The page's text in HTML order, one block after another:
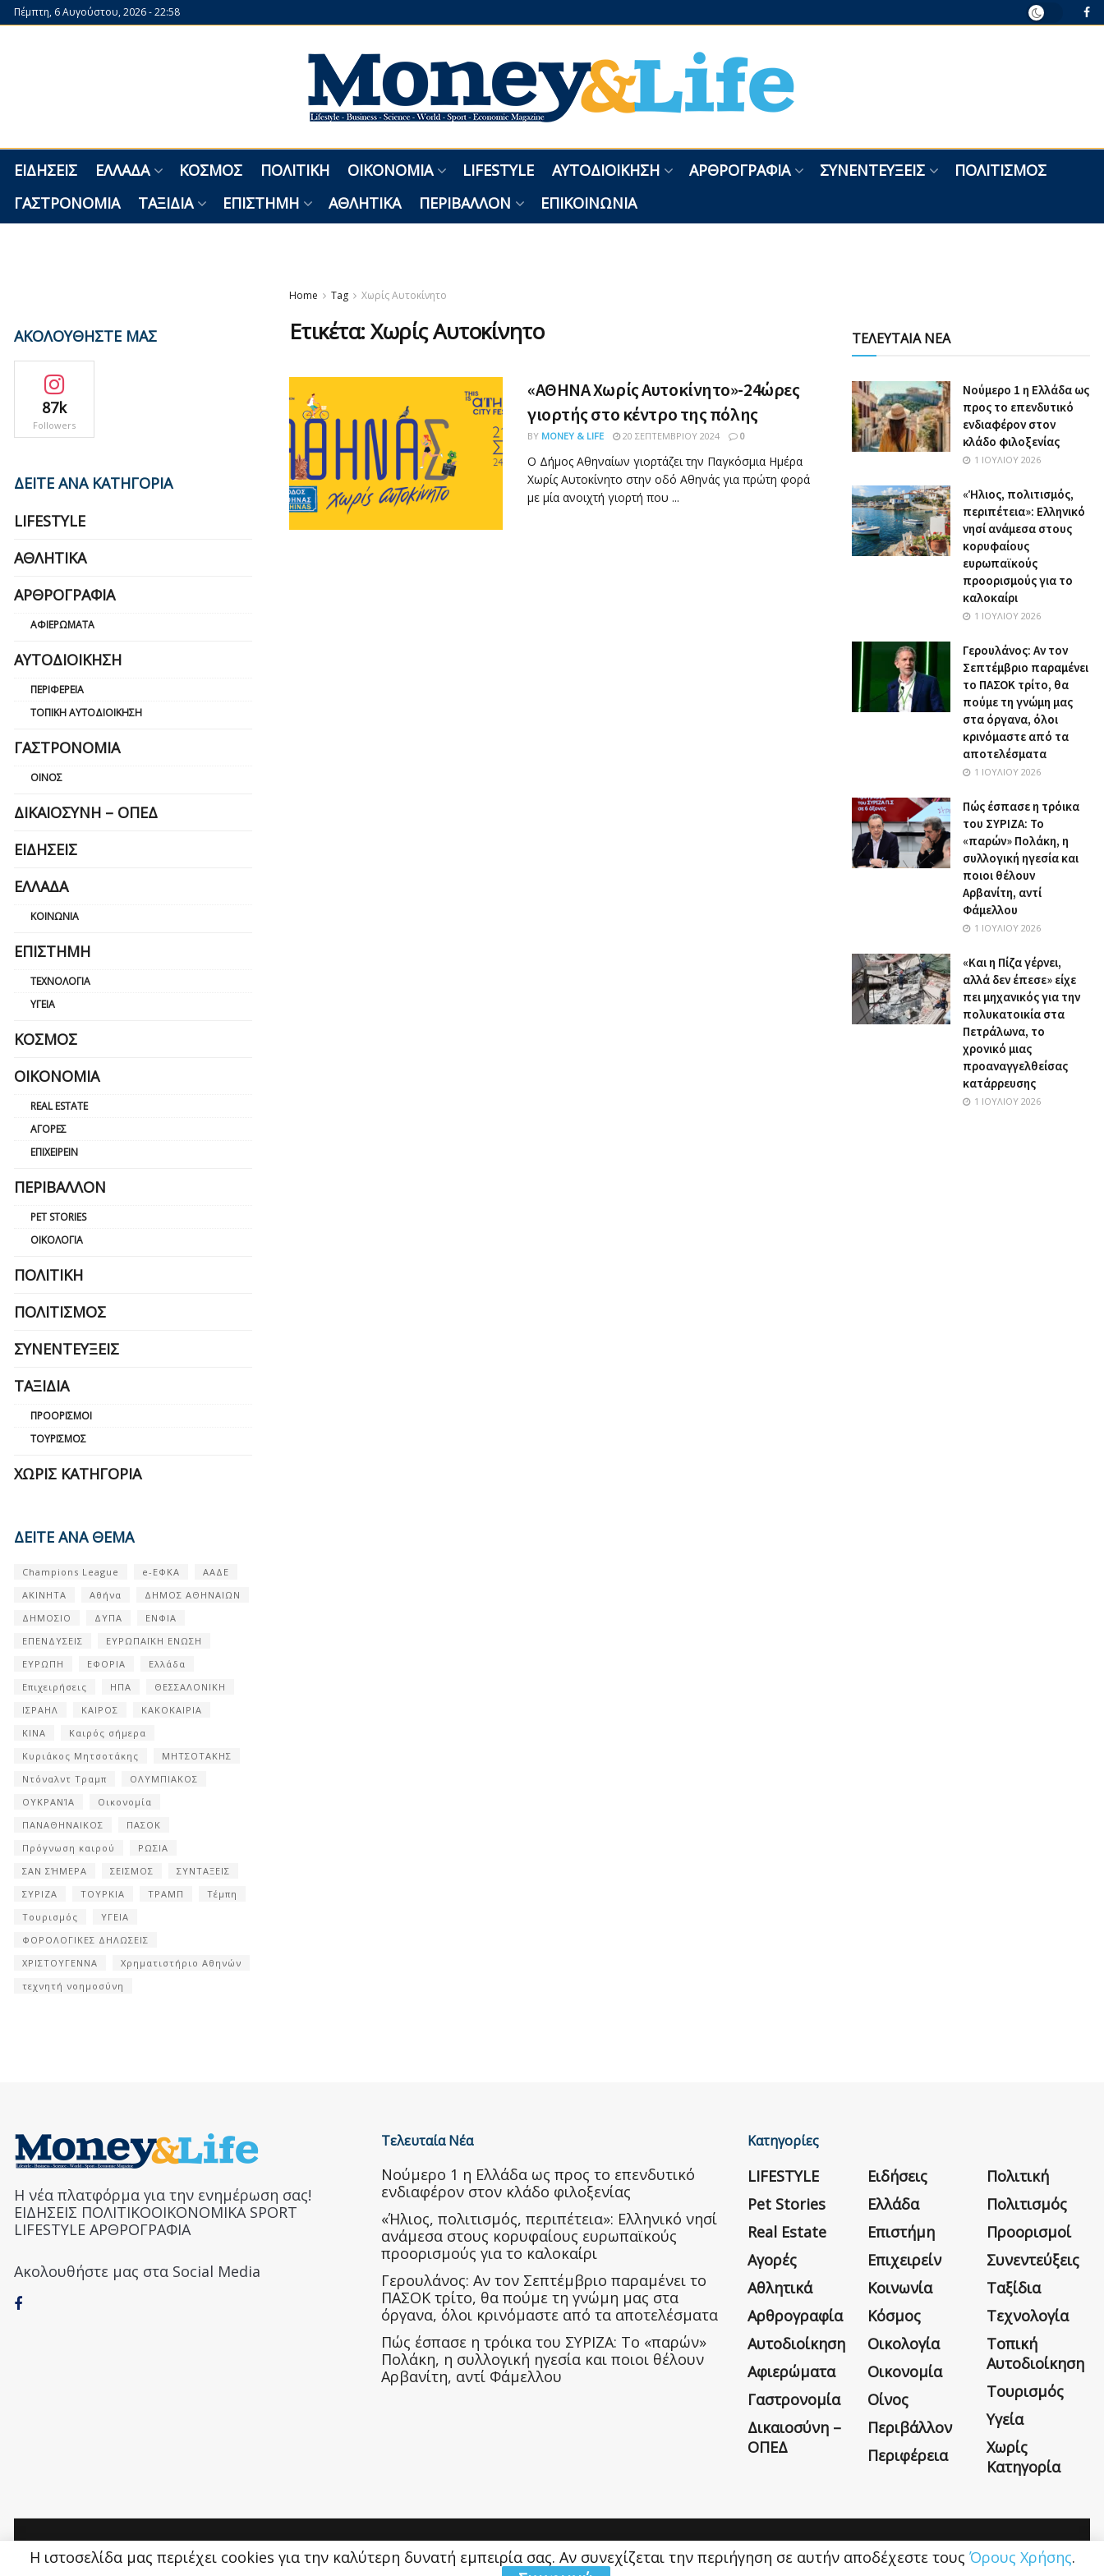
Πέμπτη, 6 Αυγούστου, 2026 - 22:58
ΕΙΔΉΣΕΙΣ ΕΛΛΆΔΑ ΚΌΣΜΟΣ ΠΟΛΙΤΙΚΉ ΟΙΚΟΝΟΜΊΑ LIFESTYLE ΑΥΤΟΔΙΟΊΚΗΣΗ ΑΡΘΡΟΓΡΑΦΊΑ ΣΥΝΕΝΤΕΎΞΕΙΣ
ΠΟΛΙΤΙΣΜΌΣ
ΓΑΣΤΡΟΝΟΜΊΑ
ΤΑΞΊΔΙΑ ΕΠΙΣΤΉΜΗ ΑΘΛΗΤΙΚΆ ΠΕΡΙΒΆΛΛΟΝ ΕΠΙΚΟΙΝΩΝΊΑ
Home Tag Χωρίς Αυτοκίνητο
Ετικέτα:Χωρίς Αυτοκίνητο
«ΑΘΗΝΑ Χωρίς Αυτοκίνητο»-24ώρες
γιορτής στο κέντρο της πόλης
BY MONEY & LIFE 20 ΣΕΠΤΕΜΒΡΊΟΥ 2024 0
Ο Δήμος Αθηναίων γιορτάζει την Παγκόσμια Ημέρα
Χωρίς Αυτοκίνητο στην οδό Αθηνάς για πρώτη φορά
με μία ανοιχτή γιορτή που ...
ΑΚΟΛΟΥΘΗΣΤΕ ΜΑΣ
87k
Followers
ΔΕΙΤΕ ΑΝΑ ΚΑΤΗΓΟΡΙΑ
LIFESTYLE
ΑΘΛΗΤΙΚΆ
ΑΡΘΡΟΓΡΑΦΊΑ
ΑΦΙΕΡΏΜΑΤΑ
ΑΥΤΟΔΙΟΊΚΗΣΗ
ΠΕΡΙΦΈΡΕΙΑ
ΤΟΠΙΚΉ ΑΥΤΟΔΙΟΊΚΗΣΗ
ΓΑΣΤΡΟΝΟΜΊΑ
ΟΊΝΟΣ
ΔΙΚΑΙΟΣΎΝΗ – ΟΠΕΔ
ΕΙΔΉΣΕΙΣ
ΕΛΛΆΔΑ
ΚΟΙΝΩΝΊΑ
ΕΠΙΣΤΉΜΗ
ΤΕΧΝΟΛΟΓΊΑ
ΥΓΕΊΑ
ΚΌΣΜΟΣ
ΟΙΚΟΝΟΜΊΑ
REAL ESTATE
ΑΓΟΡΈΣ
ΕΠΙΧΕΙΡΕΊΝ
ΠΕΡΙΒΆΛΛΟΝ
PET STORIES
ΟΙΚΟΛΟΓΊΑ
ΠΟΛΙΤΙΚΉ
ΠΟΛΙΤΙΣΜΌΣ
ΣΥΝΕΝΤΕΎΞΕΙΣ
ΤΑΞΊΔΙΑ
ΠΡΟΟΡΙΣΜΟΊ
ΤΟΥΡΙΣΜΌΣ
ΧΩΡΊΣ ΚΑΤΗΓΟΡΊΑ
ΔΕΙΤΕ ΑΝΑ ΘΕΜΑ
Champions League e-ΕΦΚΑ
ΑΑΔΕ
ΑΚΙΝΗΤΑ
Αθήνα
ΔΗΜΟΣ ΑΘΗΝΑΙΩΝ
ΔΗΜΟΣΙΟ
ΔΥΠΑ
ΕΝΦΙΑ
ΕΠΕΝΔΥΣΕΙΣ
ΕΥΡΩΠΑΪΚΗ ΕΝΩΣΗ
ΕΥΡΩΠΗ
ΕΦΟΡΙΑ
Ελλάδα
Επιχειρήσεις
ΗΠΑ
ΘΕΣΣΑΛΟΝΙΚΗ
ΙΣΡΑΗΛ
ΚΑΙΡΟΣ
ΚΑΚΟΚΑΙΡΙΑ
ΚΙΝΑ
Καιρός σήμερα
Κυριάκος Μητσοτάκης
ΜΗΤΣΟΤΑΚΗΣ
Ντόναλντ Τραμπ
ΟΛΥΜΠΙΑΚΟΣ
ΟΥΚΡΑΝΊΑ
Οικονομία
ΠΑΝΑΘΗΝΑΙΚΟΣ
ΠΑΣΟΚ
Πρόγνωση καιρού
ΡΩΣΙΑ
ΣΑΝ ΣΉΜΕΡΑ
ΣΕΙΣΜΟΣ
ΣΥΝΤΑΞΕΙΣ
ΣΥΡΙΖΑ
ΤΟΥΡΚΙΑ ΤΡΑΜΠ
Τέμπη
Τουρισμός
ΥΓΕΙΑ
ΦΟΡΟΛΟΓΙΚΕΣ ΔΗΛΩΣΕΙΣ
ΧΡΙΣΤΟΥΓΕΝΝΑ
Χρηματιστήριο Αθηνών
τεχνητή νοημοσύνη
ΤΕΛΕΥΤΑΙΑ ΝΕΑ
Nούμερο 1 η Ελλάδα ως
προς το επενδυτικό
ενδιαφέρον στον
κλάδο φιλοξενίας
1 ΙΟΥΛΊΟΥ 2026
«Ήλιος, πολιτισμός,
περιπέτεια»: Ελληνικό
νησί ανάμεσα στους
κορυφαίους
ευρωπαϊκούς
προορισμούς για το
καλοκαίρι
1 ΙΟΥΛΊΟΥ 2026
Γερουλάνος: Αν τον
Σεπτέμβριο παραμένει
το ΠΑΣΟΚ τρίτο, θα
πούμε τη γνώμη μας
στα όργανα, όλοι
κρινόμαστε από τα
αποτελέσματα
1 ΙΟΥΛΊΟΥ 2026
Πώς έσπασε η τρόικα
του ΣΥΡΙΖΑ: Το
«παρών» Πολάκη, η
συλλογική ηγεσία και
ποιοι θέλουν
Αρβανίτη, αντί
Φάμελλου
1 ΙΟΥΛΊΟΥ 2026
«Και η Πίζα γέρνει,
αλλά δεν έπεσε» είχε
πει μηχανικός για την
πολυκατοικία στα
Πετράλωνα, το
χρονικό μιας
προαναγγελθείσας
κατάρρευσης
1 ΙΟΥΛΊΟΥ 2026
Η νέα πλατφόρμα για την ενημέρωση σας!
ΕΙΔΗΣΕΙΣ ΠΟΛΙΤΙΚΟΟΙΚΟΝΟΜΙΚΑ SPORT
LIFESTYLE ΑΡΘΡΟΓΡΑΦΙΑ
Ακολουθήστε μας στα Social Media
Τελευταία Νέα
Nούμερο 1 η Ελλάδα ως προς το επενδυτικό
ενδιαφέρον στον κλάδο φιλοξενίας
«Ήλιος, πολιτισμός, περιπέτεια»: Ελληνικό νησί
ανάμεσα στους κορυφαίους ευρωπαϊκούς
προορισμούς για το καλοκαίρι
Γερουλάνος: Αν τον Σεπτέμβριο παραμένει το
ΠΑΣΟΚ τρίτο, θα πούμε τη γνώμη μας στα
όργανα, όλοι κρινόμαστε από τα αποτελέσματα
Πώς έσπασε η τρόικα του ΣΥΡΙΖΑ: Το «παρών»
Πολάκη, η συλλογική ηγεσία και ποιοι θέλουν
Αρβανίτη, αντί Φάμελλου
Κατηγορίες
LIFESTYLE
Pet Stories
Real Estate
Αγορές
Αθλητικά
Αρθρογραφία
Αυτοδιοίκηση
Αφιερώματα
Γαστρονομία
Δικαιοσύνη –
ΟΠΕΔ
Ειδήσεις
Ελλάδα
Επιστήμη
Επιχειρείν
Κοινωνία
Κόσμος
Οικολογία
Οικονομία
Οίνος
Περιβάλλον
Περιφέρεια
Πολιτική
Πολιτισμός
Προορισμοί
Συνεντεύξεις
Ταξίδια
Τεχνολογία
Τοπική
Αυτοδιοίκηση
Τουρισμός
Υγεία
Χωρίς
Κατηγορία
Η εταιρεία Όροι Χρήσης Επικοινωνία
Η ιστοσελίδα μας περιέχει cookies για την καλύτερη δυνατή εμπειρία σας. Αν συνεχίζεται την περιήγηση σε αυτήν αποδέχεστε τους Όρους Χρήσης.